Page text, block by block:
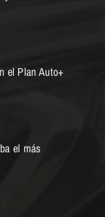
el Plan Auto+
el más